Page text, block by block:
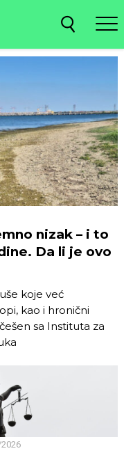
nizak – i to
Da li je ovo
koje već
kao i hronični
sa Instituta za